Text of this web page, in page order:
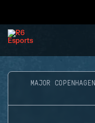
MAJOR COPENHAGEN